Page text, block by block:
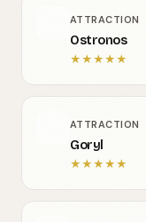
ATTRACTION
Ostronos
★★★★★
ATTRACTION
Goryl
★★★★★